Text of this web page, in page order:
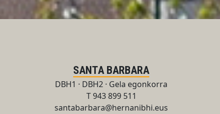
SANTA BARBARA
DBH1 · DBH2 · Gela egonkorra
T 943 899 511
santabarbara@hernanibhi.eus